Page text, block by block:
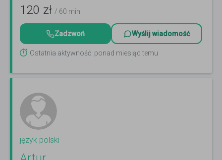
120 zł / 60 min
Zadzwoń Wyślij wiadomość
Ostatnia aktywność: ponad miesiąc temu
język polski